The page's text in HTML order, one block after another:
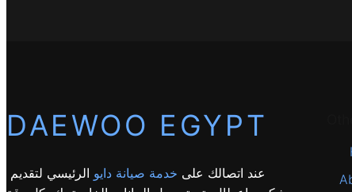
DAEWOO EGYPT
عند اتصالك على خدمة صيانة دايو الرئيسي لتقديم